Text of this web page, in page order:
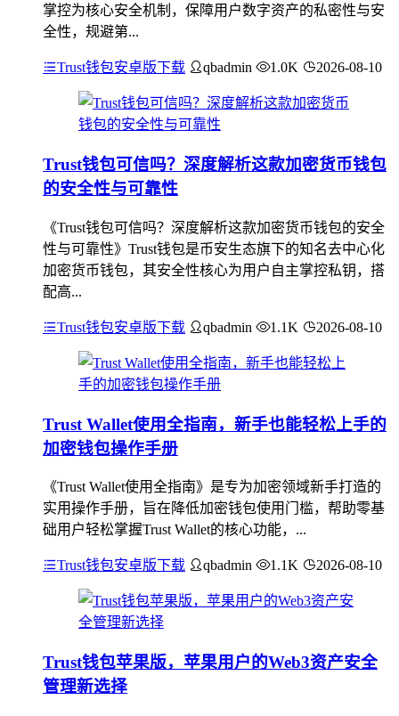
掌控为核心安全机制，保障用户数字资产的私密性与安
全性，规避第...
Trust钱包安卓版下载 qbadmin 1.0K 2026-08-10
Trust钱包可信吗？深度解析这款加密货币钱包
的安全性与可靠性
《Trust钱包可信吗？深度解析这款加密货币钱包的安全
性与可靠性》Trust钱包是币安生态旗下的知名去中心化
加密货币钱包，其安全性核心为用户自主掌控私钥，搭
配高...
Trust钱包安卓版下载 qbadmin 1.1K 2026-08-10
Trust Wallet使用全指南，新手也能轻松上手的
加密钱包操作手册
《Trust Wallet使用全指南》是专为加密领域新手打造的
实用操作手册，旨在降低加密钱包使用门槛，帮助零基
础用户轻松掌握Trust Wallet的核心功能，...
Trust钱包安卓版下载 qbadmin 1.1K 2026-08-10
Trust钱包苹果版，苹果用户的Web3资产安全
管理新选择